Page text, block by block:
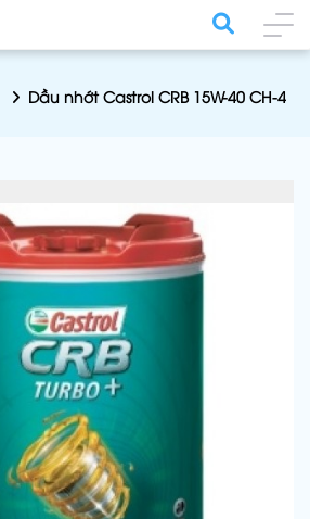
Dầu nhớt Castrol CRB 15W-40 CH-4